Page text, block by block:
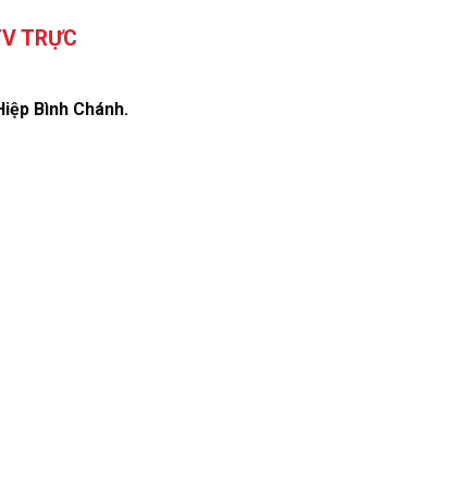
TRỰC
Bình Chánh.